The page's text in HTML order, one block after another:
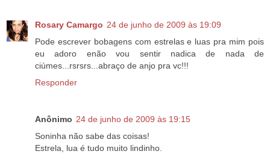
Rosary Camargo 24 de junho de 2009 às 19:09
Pode escrever bobagens com estrelas e luas pra mim pois
eu adoro enão vou sentir nadica de nada de
ciúmes...rsrsrs...abraço de anjo pra vc!!!
Responder
Anônimo 24 de junho de 2009 às 19:15
Soninha não sabe das coisas!
Estrela, lua é tudo muito lindinho.